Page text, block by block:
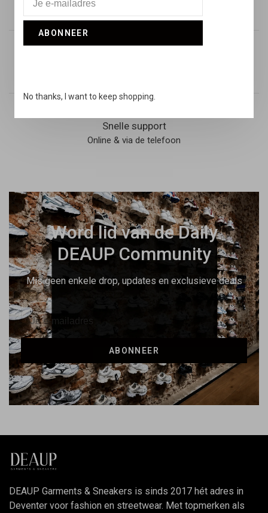
Vandaag verstuurd
Snelle support
Online & via de telefoon
Word lid van de Daily
DEAUP Community
Mis geen enkele drop, updates en exclusieve deals
ABONNEER
DEAUP Garments & Sneakers is sinds 2017 hét adres in
Deventer voor fashion en streetwear. Met topmerken als
ABONNEER
No thanks, I want to keep shopping.